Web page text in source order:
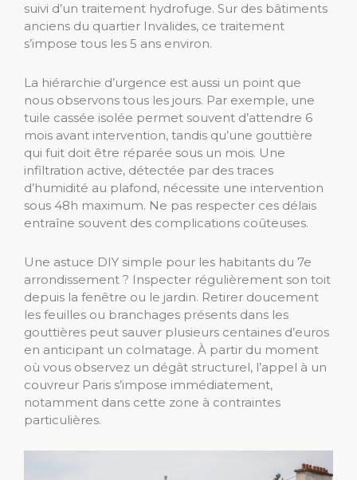
suivi d’un traitement hydrofuge. Sur des bâtiments
anciens du quartier Invalides, ce traitement
s’impose tous les 5 ans environ.
La hiérarchie d’urgence est aussi un point que
nous observons tous les jours. Par exemple, une
tuile cassée isolée permet souvent d’attendre 6
mois avant intervention, tandis qu’une gouttière
qui fuit doit être réparée sous un mois. Une
infiltration active, détectée par des traces
d’humidité au plafond, nécessite une intervention
sous 48h maximum. Ne pas respecter ces délais
entraîne souvent des complications coûteuses.
Une astuce DIY simple pour les habitants du 7e
arrondissement ? Inspecter régulièrement son toit
depuis la fenêtre ou le jardin. Retirer doucement
les feuilles ou branchages présents dans les
gouttières peut sauver plusieurs centaines d’euros
en anticipant un colmatage. À partir du moment
où vous observez un dégât structurel, l’appel à un
couvreur Paris s’impose immédiatement,
notamment dans cette zone à contraintes
particulières.